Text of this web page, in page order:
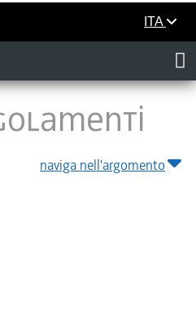
ITA
naviga nell'argomento